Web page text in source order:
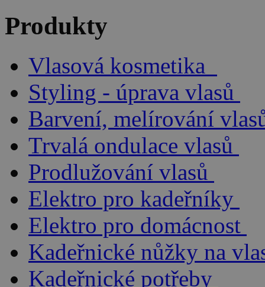
Produkty
Vlasová kosmetika
Styling - úprava vlasů
Barvení, melírování
Trvalá ondulace vlasů
Prodlužování vlasů
Elektro pro kadeřníky
Elektro pro domácnost
Kadeřnické nůžky na
Kadeřnické potřeby